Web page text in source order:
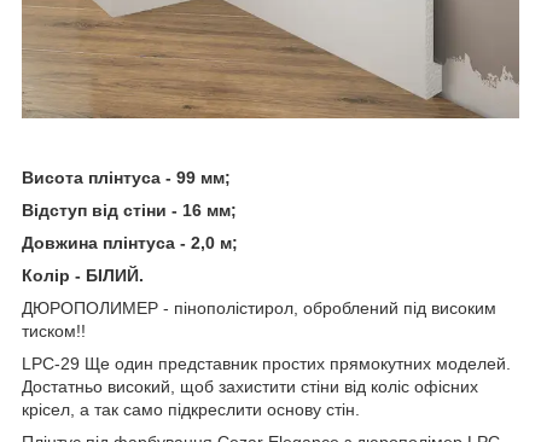
Висота плінтуса - 99 мм;
Відступ від стіни - 16 мм;
Довжина плінтуса - 2,0 м;
Колір - БІЛИЙ.
ДЮРОПОЛИМЕР - пінополістирол, оброблений під високим
тиском!!
LPC-29 Ще один представник простих прямокутних моделей.
Достатньо високий, щоб захистити стіни від коліс офісних
крісел, а так само підкреслити основу стін.